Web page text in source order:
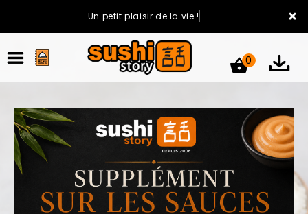
×
Un petit plaisir de la vie !
ACCUEIL
0